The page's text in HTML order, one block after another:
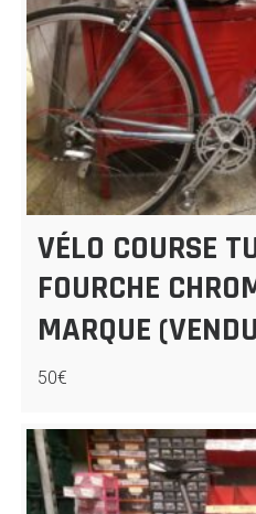
VÉLO COURSE
FOURCHE
MARQUE
50€